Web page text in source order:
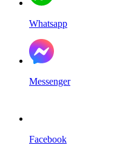
Whatsapp
Messenger
Facebook